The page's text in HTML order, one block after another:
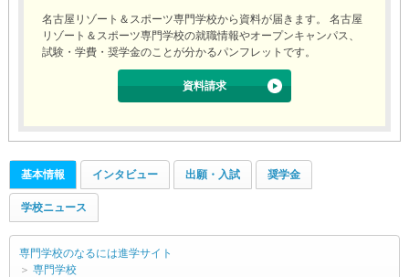
名古屋リゾート＆スポーツ専門学校から資料が届きます。 名古屋
リゾート＆スポーツ専門学校の就職情報やオープンキャンパス、
試験・学費・奨学金のことが分かるパンフレットです。
資料請求
基本情報 インタビュー 出願・入試 奨学金
学校ニュース
専門学校のなるには進学サイト
＞ 専門学校